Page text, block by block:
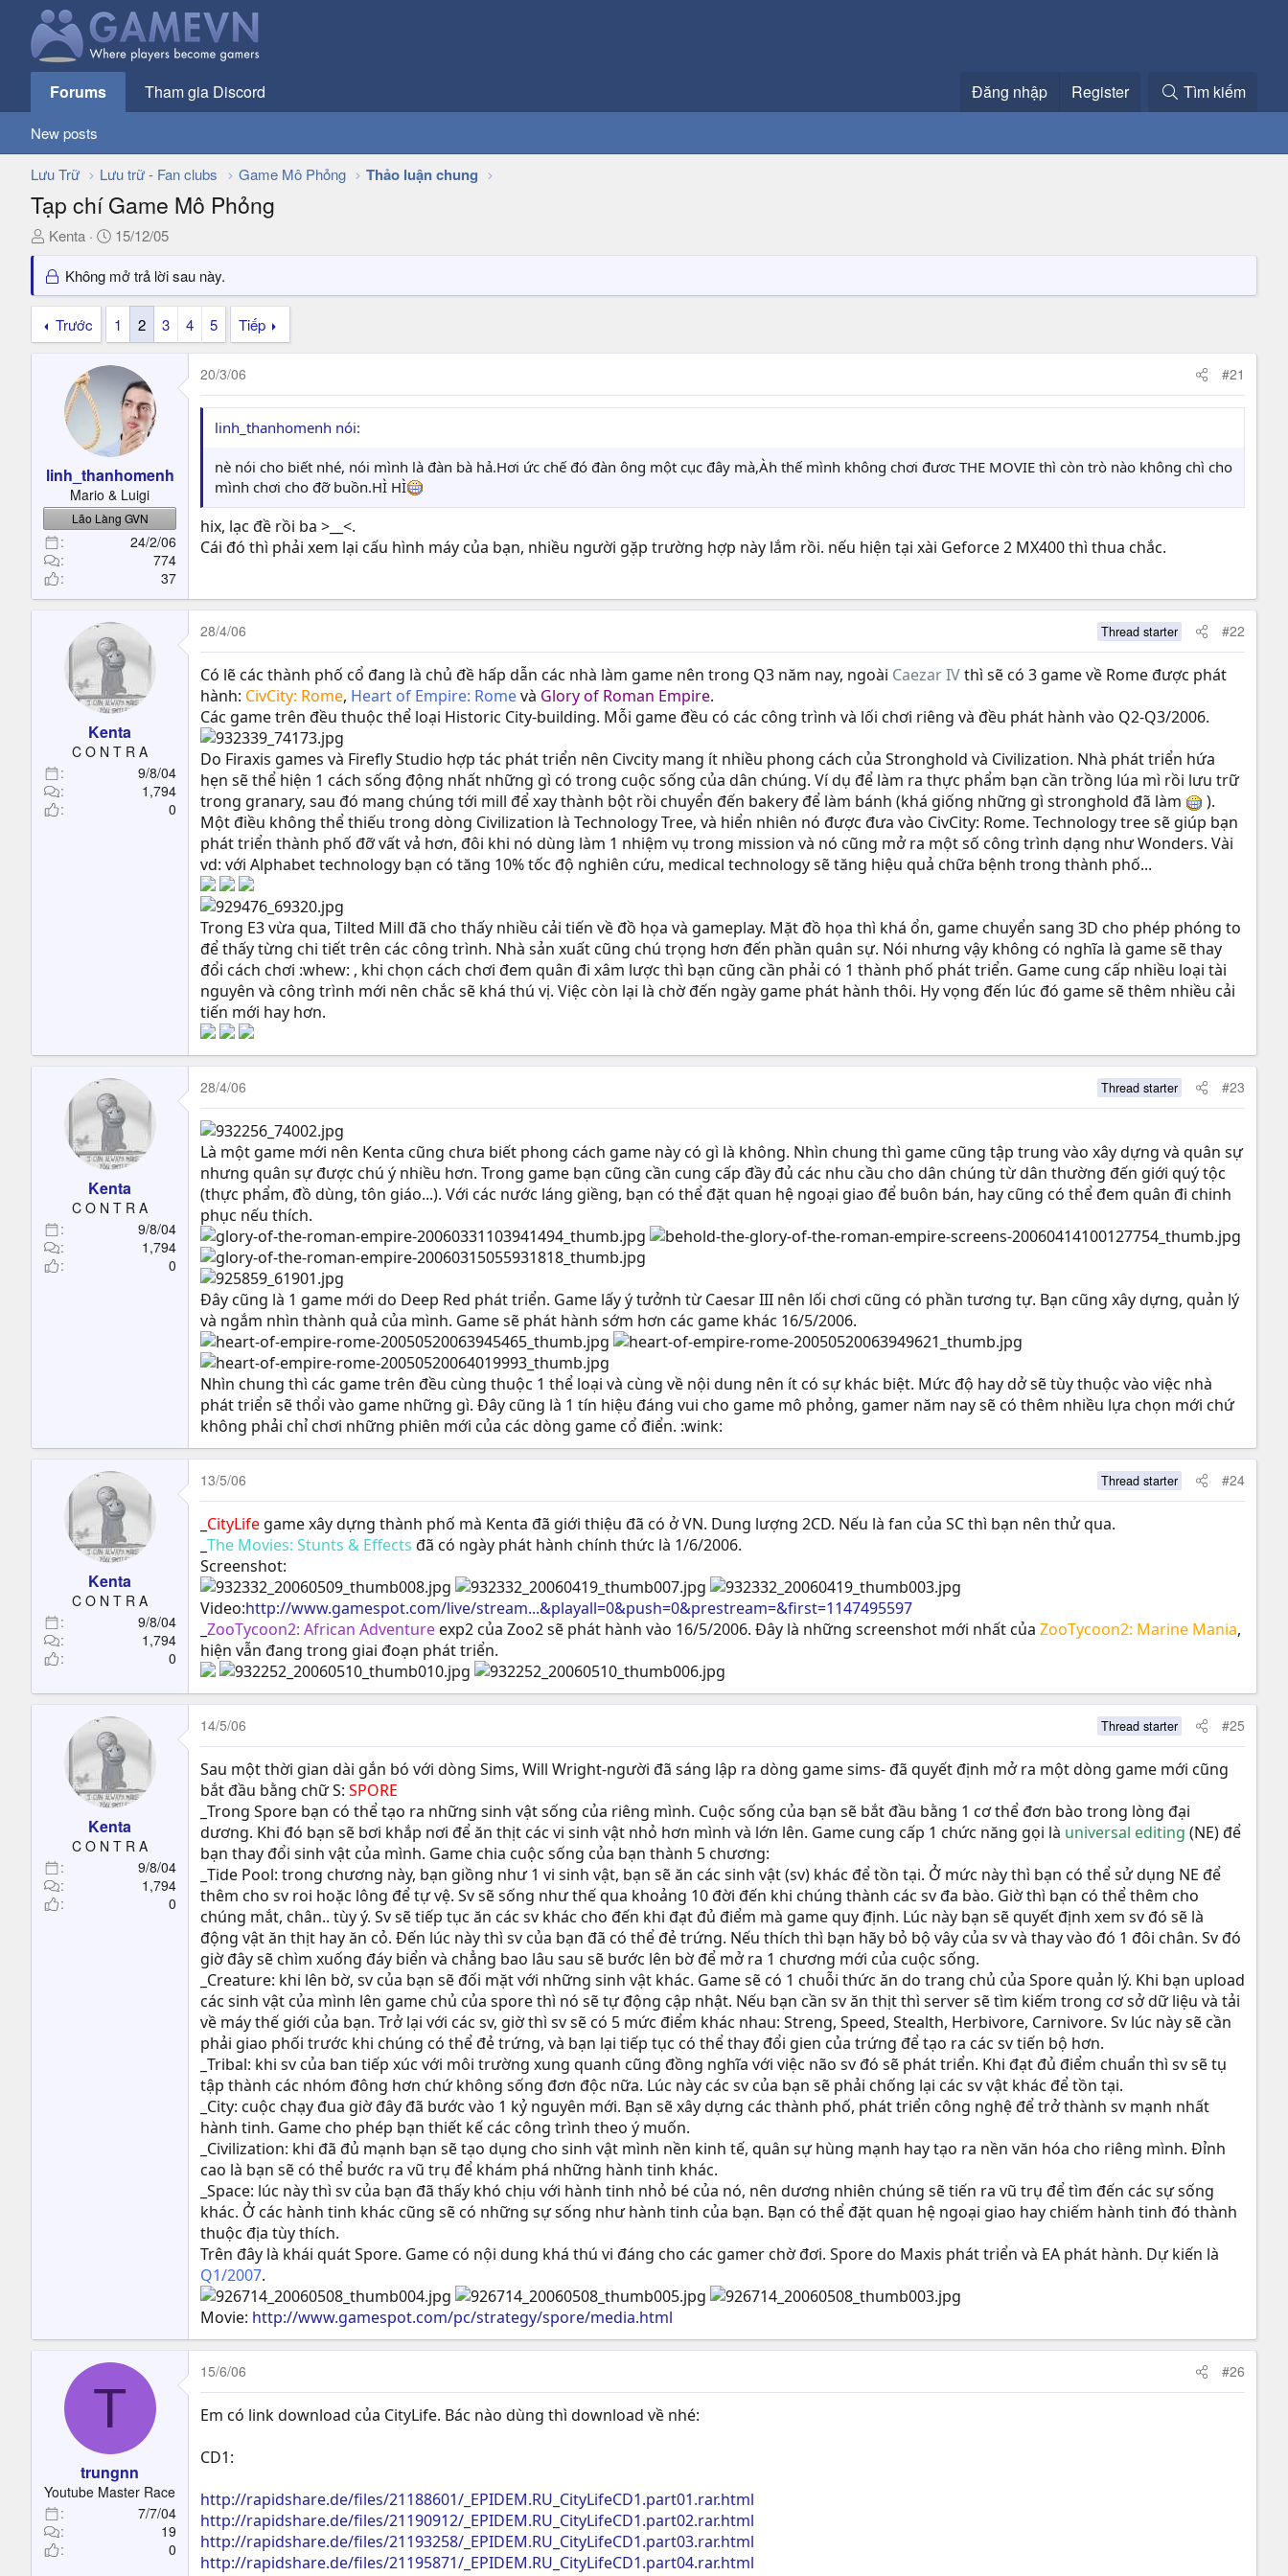
Forums Tham gia Discord Đăng nhập Register Tìm kiếm
New posts
Lưu Trữ Lưu trữ - Fan clubs Game Mô Phỏng Thảo luận chung
Tạp chí Game Mô Phỏng
T
r
e
r
Kenta
N
à
y
ử
15/12/05
Không mở trả lời sau này.
Trước 1 2 3 4 5 Tiếp
linh_thanhomenh
Mario & Luigi
Lão Làng GVN
24/2/06
774
37
20/3/06 #21
linh_thanhomenh nói:
nè nói cho biết nhé, nói mình là đàn bà hả.Hơi ức chế đó đàn ông một cục đây mà,Àh thế mình không chơi đươc THE MOVIE thì còn trò nào không chì cho
mình chơi cho đỡ buồn.HÌ HÌ
hix, lạc đề rồi ba >__<.
Cái đó thì phải xem lại cấu hình máy của bạn, nhiều người gặp trường hợp này lắm rồi. nếu hiện tại xài Geforce 2 MX400 thì thua chắc.
Kenta
C O N T R A
9/8/04
1,794
0
28/4/06 Thread starter #22
Có lẽ các thành phố cổ đang là chủ đề hấp dẫn các nhà làm game nên trong Q3 năm nay, ngoài Caezar IVthì sẽ có 3 game về Rome được phát
hành: CivCity: Rome, Heart of Empire: Romevà Glory of Roman Empire.
Các game trên đều thuộc thể loại Historic City-building. Mỗi game đều có các công trình và lối chơi riêng và đều phát hành vào Q2-Q3/2006.
Do Firaxis games và Firefly Studio hợp tác phát triển nên Civcity mang ít nhiều phong cách của Stronghold và Civilization. Nhà phát triển hứa
hẹn sẽ thể hiện 1 cách sống động nhất những gì có trong cuộc sống của dân chúng. Ví dụ để làm ra thực phẩm bạn cần trồng lúa mì rồi lưu trữ
trong granary, sau đó mang chúng tới mill để xay thành bột rồi chuyển đến bakery để làm bánh (khá giống những gì stronghold đã làm
).
Một điều không thể thiếu trong dòng Civilization là Technology Tree, và hiển nhiên nó được đưa vào CivCity: Rome. Technology tree sẽ giúp bạn
phát triển thành phố đỡ vất vả hơn, đôi khi nó dùng làm 1 nhiệm vụ trong mission và nó cũng mở ra một số công trình dạng như Wonders. Vài
vd: với Alphabet technology bạn có tăng 10% tốc độ nghiên cứu, medical technology sẽ tăng hiệu quả chữa bệnh trong thành phố...
Trong E3 vừa qua, Tilted Mill đã cho thấy nhiều cải tiến về đồ họa và gameplay. Mặt đồ họa thì khá ổn, game chuyển sang 3D cho phép phóng to
để thấy từng chi tiết trên các công trình. Nhà sản xuất cũng chú trọng hơn đến phần quân sự. Nói nhưng vậy không có nghĩa là game sẽ thay
đổi cách chơi :whew: , khi chọn cách chơi đem quân đi xâm lược thì bạn cũng cần phải có 1 thành phố phát triển. Game cung cấp nhiều loại tài
nguyên và công trình mới nên chắc sẽ khá thú vị. Việc còn lại là chờ đến ngày game phát hành thôi. Hy vọng đến lúc đó game sẽ thêm nhiều cải
tiến mới hay hơn.
Kenta
C O N T R A
9/8/04
1,794
0
28/4/06 Thread starter #23
Là một game mới nên Kenta cũng chưa biết phong cách game này có gì là không. Nhìn chung thì game cũng tập trung vào xây dựng và quân sự
nhưng quân sự được chú ý nhiều hơn. Trong game bạn cũng cần cung cấp đầy đủ các nhu cầu cho dân chúng từ dân thường đến giới quý tộc
(thực phẩm, đồ dùng, tôn giáo...). Với các nước láng giềng, bạn có thể đặt quan hệ ngoại giao để buôn bán, hay cũng có thể đem quân đi chinh
phục nếu thích.
Đây cũng là 1 game mới do Deep Red phát triển. Game lấy ý tưởnh từ Caesar III nên lối chơi cũng có phần tương tự. Bạn cũng xây dựng, quản lý
và ngắm nhìn thành quả của mình. Game sẽ phát hành sớm hơn các game khác 16/5/2006.
Nhìn chung thì các game trên đều cùng thuộc 1 thể loại và cùng về nội dung nên ít có sự khác biệt. Mức độ hay dở sẽ tùy thuộc vào việc nhà
phát triển sẽ thổi vào game những gì. Đây cũng là 1 tín hiệu đáng vui cho game mô phỏng, gamer năm nay sẽ có thêm nhiều lựa chọn mới chứ
không phải chỉ chơi những phiên mới của các dòng game cổ điển. :wink:
Kenta
C O N T R A
9/8/04
1,794
0
13/5/06 Thread starter #24
CityLife game xây dựng thành phố mà Kenta đã giới thiệu đã có ở VN. Dung lượng 2CD. Nếu là fan của SC thì bạn nên thử qua.
The Movies: Stunts & Effects đã có ngày phát hành chính thức là 1/6/2006.
Screenshot:
Video:http://www.gamespot.com/live/stream...&playall=0&push=0&prestream=&first=1147495597
ZooTycoon2: African Adventureexp2 của Zoo2 sẽ phát hành vào 16/5/2006. Đây là những screenshot mới nhất của ZooTycoon2: Marine Mania,
hiện vẫn đang trong giai đoạn phát triển.
Kenta
C O N T R A
9/8/04
1,794
0
14/5/06 Thread starter #25
Sau một thời gian dài gắn bó với dòng Sims, Will Wright-người đã sáng lập ra dòng game sims- đã quyết định mở ra một dòng game mới cũng
bắt đầu bằng chữ S: SPORE
_Trong Spore bạn có thể tạo ra những sinh vật sống của riêng mình. Cuộc sống của bạn sẽ bắt đầu bằng 1 cơ thể đơn bào trong lòng đại
dương. Khi đó bạn sẽ bơi khắp nơi để ăn thịt các vi sinh vật nhỏ hơn mình và lớn lên. Game cung cấp 1 chức năng gọi là universal editing (NE) để
bạn thay đổi sinh vật của mình. Game chia cuộc sống của bạn thành 5 chương:
_Tide Pool: trong chương này, bạn giồng như 1 vi sinh vật, bạn sẽ ăn các sinh vật (sv) khác để tồn tại. Ở mức này thì bạn có thể sử dụng NE để
thêm cho sv roi hoặc lông để tự vệ. Sv sẽ sống như thế qua khoảng 10 đời đến khi chúng thành các sv đa bào. Giờ thì bạn có thể thêm cho
chúng mắt, chân.. tùy ý. Sv sẽ tiếp tục ăn các sv khác cho đến khi đạt đủ điểm mà game quy định. Lúc này bạn sẽ quyết định xem sv đó sẽ là
động vật ăn thịt hay ăn cỏ. Đến lúc này thì sv của bạn đã có thể đẻ trứng. Nếu thích thì bạn hãy bỏ bộ vây của sv và thay vào đó 1 đôi chân. Sv đó
giờ đây sẽ chìm xuống đáy biển và chẳng bao lâu sau sẽ bước lên bờ để mở ra 1 chương mới của cuộc sống.
_Creature: khi lên bờ, sv của bạn sẽ đối mặt với những sinh vật khác. Game sẽ có 1 chuỗi thức ăn do trang chủ của Spore quản lý. Khi bạn upload
các sinh vật của mình lên game chủ của spore thì nó sẽ tự động cập nhật. Nếu bạn cần sv ăn thịt thì server sẽ tìm kiếm trong cơ sở dữ liệu và tải
về máy thế giới của bạn. Trở lại với các sv, giờ thì sv sẽ có 5 mức điểm khác nhau: Streng, Speed, Stealth, Herbivore, Carnivore. Sv lúc này sẽ cần
phải giao phối trước khi chúng có thể đẻ trứng, và bạn lại tiếp tục có thể thay đổi gien của trứng để tạo ra các sv tiến bộ hơn.
_Tribal: khi sv của ban tiếp xúc với môi trường xung quanh cũng đồng nghĩa với việc não sv đó sẽ phát triển. Khi đạt đủ điểm chuẩn thì sv sẽ tụ
tập thành các nhóm đông hơn chứ không sống đơn độc nữa. Lúc này các sv của bạn sẽ phải chống lại các sv vật khác để tồn tại.
_City: cuộc chạy đua giờ đây đã bước vào 1 kỷ nguyên mới. Bạn sẽ xây dựng các thành phố, phát triển công nghệ để trở thành sv mạnh nhất
hành tinh. Game cho phép bạn thiết kế các công trình theo ý muốn.
_Civilization: khi đã đủ mạnh bạn sẽ tạo dụng cho sinh vật mình nền kinh tế, quân sự hùng mạnh hay tạo ra nền văn hóa cho riêng mình. Đỉnh
cao là bạn sẽ có thể bước ra vũ trụ để khám phá những hành tinh khác.
_Space: lúc này thì sv của bạn đã thấy khó chịu với hành tinh nhỏ bé của nó, nên dương nhiên chúng sẽ tiến ra vũ trụ để tìm đến các sự sống
khác. Ở các hành tinh khác cũng sẽ có những sự sống như hành tinh của bạn. Bạn có thể đặt quan hệ ngoại giao hay chiếm hành tinh đó thành
thuộc địa tùy thích.
Trên đây là khái quát Spore. Game có nội dung khá thú vi đáng cho các gamer chờ đơi. Spore do Maxis phát triển và EA phát hành. Dự kiến là
Q1/2007.
Movie: http://www.gamespot.com/pc/strategy/spore/media.html
T
trungnn
Youtube Master Race
7/7/04
19
0
15/6/06 #26
Em có link download của CityLife. Bác nào dùng thì download về nhé:
CD1:
http://rapidshare.de/files/21188601/_EPIDEM.RU_CityLifeCD1.part01.rar.html
http://rapidshare.de/files/21190912/_EPIDEM.RU_CityLifeCD1.part02.rar.html
http://rapidshare.de/files/21193258/_EPIDEM.RU_CityLifeCD1.part03.rar.html
http://rapidshare.de/files/21195871/_EPIDEM.RU_CityLifeCD1.part04.rar.html